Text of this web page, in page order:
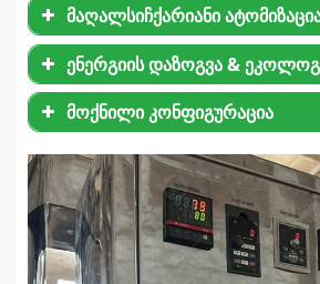
მაღალსიჩქარიანი
ენერგიის დაზოგვა &
მოქნილი კონფიგურაცია